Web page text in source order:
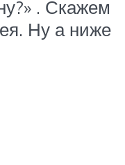
. Скажем
Ну а ниже